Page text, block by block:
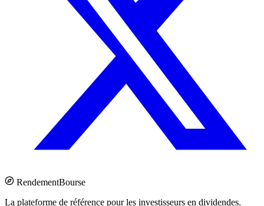
RendementBourse
La plateforme de référence pour les investisseurs en dividendes.